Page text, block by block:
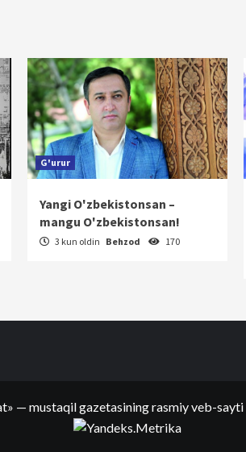
G'urur
Yangi O'zbekistonsan –
mangu O'zbekistonsan!
3 kun oldin Behzod 170
— mustaqil gazetasining rasmiy veb-sayti